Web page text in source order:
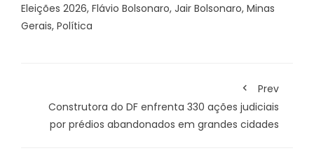
Eleições 2026, Flávio Bolsonaro, Jair Bolsonaro, Minas
Gerais, Política
Prev
Construtora do DF enfrenta 330 ações judiciais
por prédios abandonados em grandes cidades